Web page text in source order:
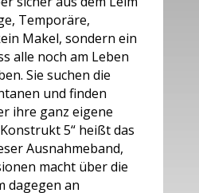
Temporäre,
Makel, sondern ein
alle noch am Leben
Sie suchen die
und finden
ihre ganz eigene
5“ heißt das
Ausnahmeband,
macht über die
dagegen an